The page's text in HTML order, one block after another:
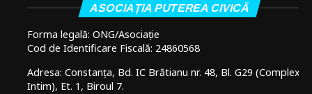
ASOCIAȚIA PUTEREA CIVICĂ
Forma legală: ONG/Asociație
Cod de Identificare Fiscală: 24860568
Adresa: Constanța, Bd. IC Brătianu nr. 48, Bl. G29 (Complex
Intim), Et. 1, Biroul 7.